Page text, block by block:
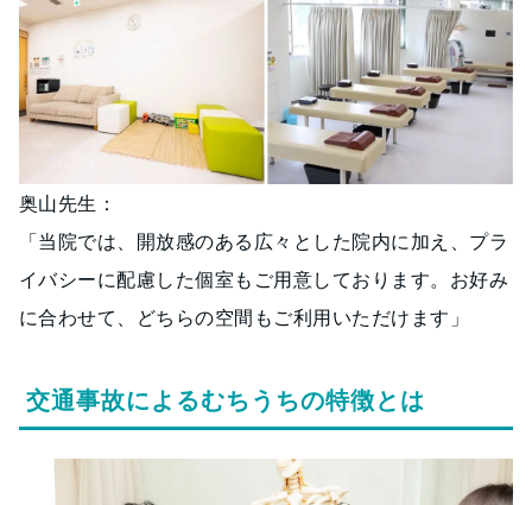
奥山先生：
「当院では、開放感のある広々とした院内に加え、プラ
イバシーに配慮した個室もご用意しております。お好み
に合わせて、どちらの空間もご利用いただけます」
交通事故によるむちうちの特徴とは